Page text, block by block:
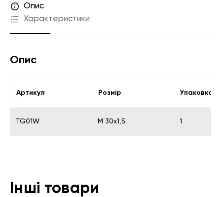
Опис
Характеристики
Опис
Артикул Розмір Упаковка
TG01W M 30х1,5 1
Інші товари